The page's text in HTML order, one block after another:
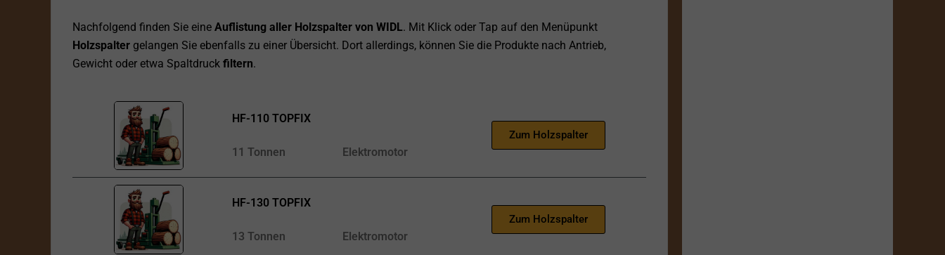
Nachfolgend finden Sie eine Auflistung aller Holzspalter von WIDL. Mit Klick oder Tap auf den Menüpunkt
Holzspalter gelangen Sie ebenfalls zu einer Übersicht. Dort allerdings, können Sie die Produkte nach Antrieb,
Gewicht oder etwa Spaltdruck filtern.
HF-110 TOPFIX
11 Tonnen Elektromotor
Zum Holzspalter
HF-130 TOPFIX
13 Tonnen Elektromotor
Zum Holzspalter